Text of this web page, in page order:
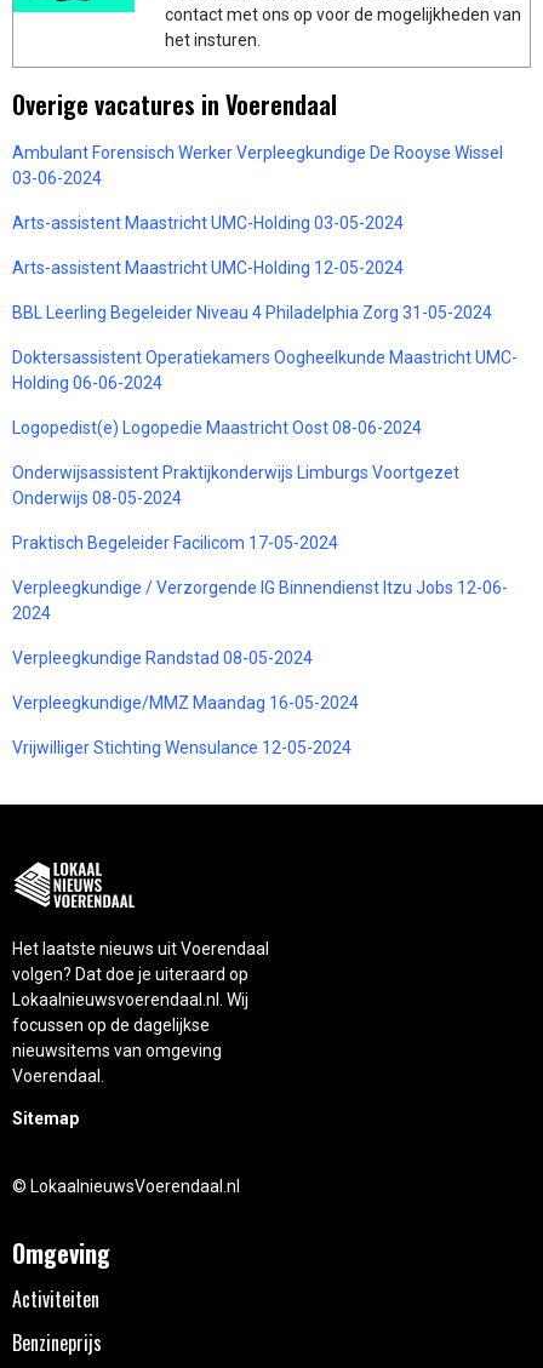
contact met ons op voor de mogelijkheden van
het insturen.
Overige vacatures in Voerendaal
Ambulant Forensisch Werker Verpleegkundige De Rooyse Wissel
03-06-2024
Arts-assistent Maastricht UMC-Holding 03-05-2024
Arts-assistent Maastricht UMC-Holding 12-05-2024
BBL Leerling Begeleider Niveau 4 Philadelphia Zorg 31-05-2024
Doktersassistent Operatiekamers Oogheelkunde Maastricht UMC-
Holding 06-06-2024
Logopedist(e) Logopedie Maastricht Oost 08-06-2024
Onderwijsassistent Praktijkonderwijs Limburgs Voortgezet
Onderwijs 08-05-2024
Praktisch Begeleider Facilicom 17-05-2024
Verpleegkundige / Verzorgende IG Binnendienst Itzu Jobs 12-06-
2024
Verpleegkundige Randstad 08-05-2024
Verpleegkundige/MMZ Maandag 16-05-2024
Vrijwilliger Stichting Wensulance 12-05-2024
Het laatste nieuws uit Voerendaal
volgen? Dat doe je uiteraard op
Lokaalnieuwsvoerendaal.nl. Wij
focussen op de dagelijkse
nieuwsitems van omgeving
Voerendaal.
Sitemap
© LokaalnieuwsVoerendaal.nl
Omgeving
Activiteiten
Benzineprijs